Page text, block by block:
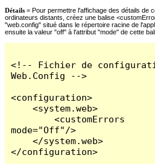
Détails = Pour permettre l'affichage des détails de
ordinateurs distants, créez une balise
"web.config" situé dans le répertoire racine de
ensuite la valeur "off" à l'attribut "mode" de cette
<!-- Fichier de
Web.Config -->
<configuration>
    <system.web>
        <customErrors
mode="Off"/>
    </system.web>
</configuration>